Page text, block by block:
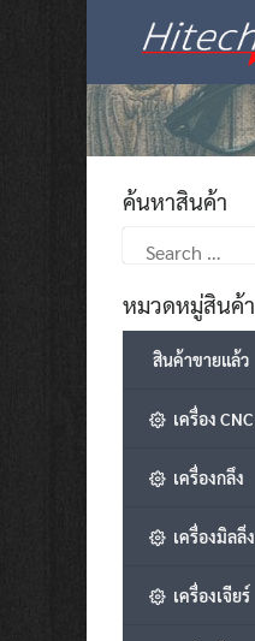
ค้นหาสินค้า
for:
หมวดหมู่สินค้า
สินค้าขายแล้ว
เครื่อง CNC
เครื่องกลึง
เครื่องมิลลิ่ง
เครื่องเจียร์